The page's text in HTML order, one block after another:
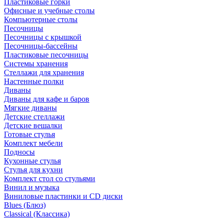
Пластиковые горки
Офисные и учебные столы
Компьютерные столы
Песочницы
Песочницы с крышкой
Песочницы-бассейны
Пластиковые песочницы
Системы хранения
Стеллажи для хранения
Настенные полки
Диваны
Диваны для кафе и баров
Мягкие диваны
Детские стеллажи
Детские вешалки
Готовые стулья
Комплект мебели
Подносы
Кухонные стулья
Стулья для кухни
Комплект стол со стульями
Винил и музыка
Виниловые пластинки и CD диски
Blues (Блюз)
Classical (Классика)